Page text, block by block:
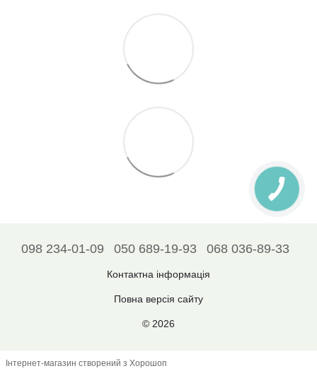
098 234-01-09 050 689-19-93 068 036-89-33
Контактна інформація
Повна версія сайту
© 2026
Інтернет-магазин створений з Хорошоп